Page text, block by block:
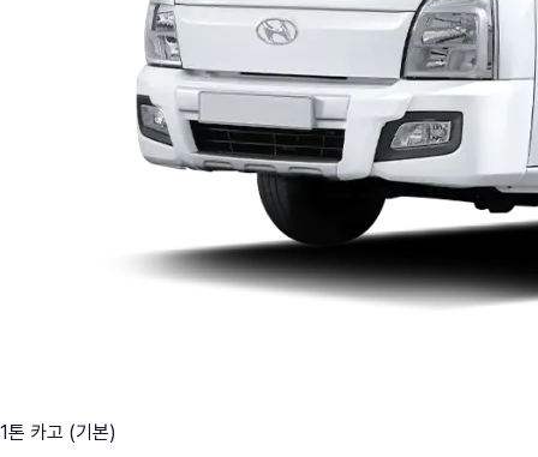
1톤 카고 (기본)